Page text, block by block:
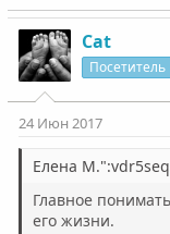
Cat
Посетитель
24 Июн 2017
Елена
Главное
его жизни.